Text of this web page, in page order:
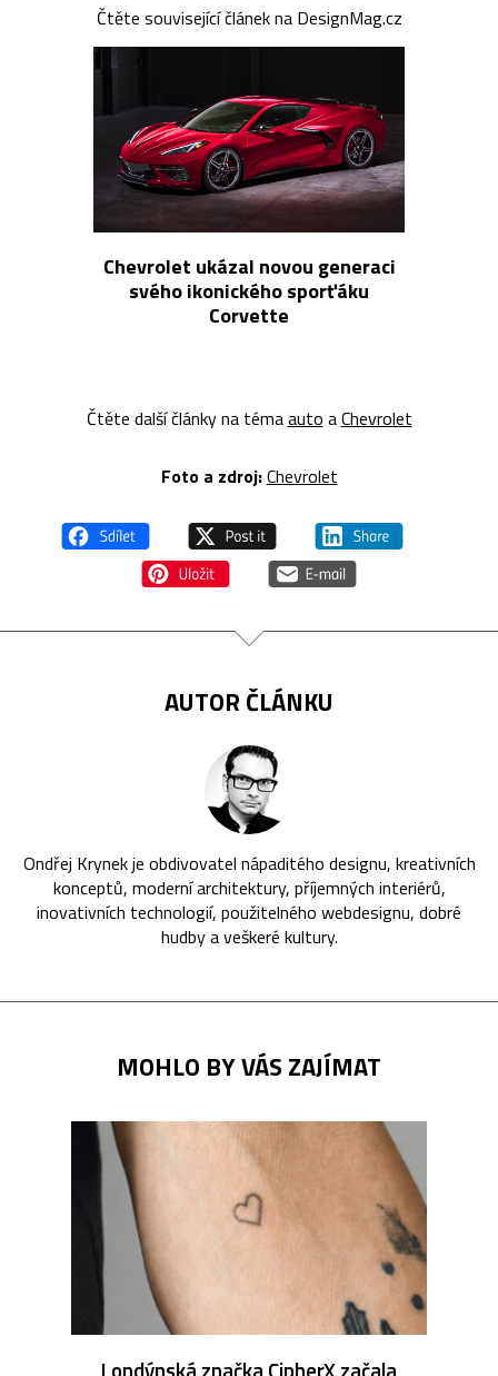
Čtěte související článek na DesignMag.cz
Chevrolet ukázal novou generaci
svého ikonického sporťáku
Corvette
Čtěte další články na témaauto aChevrolet
Foto a zdroj:Chevrolet
AUTOR ČLÁNKU
Ondřej Krynek je obdivovatel nápaditého designu, kreativních
konceptů, moderní architektury, příjemných interiérů,
inovativních technologií, použitelného webdesignu, dobré
hudby a veškeré kultury.
MOHLO BY VÁS ZAJÍMAT